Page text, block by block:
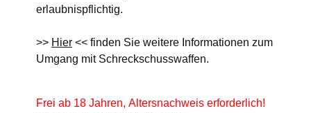
erlaubnispflichtig.
>> Hier << finden Sie weitere Informationen zum
Umgang mit Schreckschusswaffen.
Frei ab 18 Jahren, Altersnachweis erforderlich!